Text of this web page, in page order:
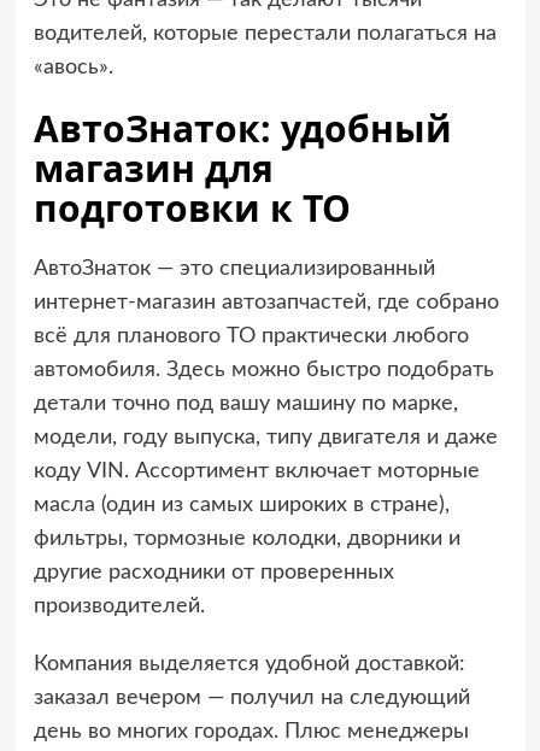
водителей, которые перестали полагаться на
«авось».
АвтоЗнаток: удобный
магазин для
подготовки к ТО
АвтоЗнаток — это специализированный
интернет-магазин автозапчастей, где собрано
всё для планового ТО практически любого
автомобиля. Здесь можно быстро подобрать
детали точно под вашу машину по марке,
модели, году выпуска, типу двигателя и даже
коду VIN. Ассортимент включает моторные
масла (один из самых широких в стране),
фильтры, тормозные колодки, дворники и
другие расходники от проверенных
производителей.
Компания выделяется удобной доставкой:
заказал вечером — получил на следующий
день во многих городах. Плюс менеджеры